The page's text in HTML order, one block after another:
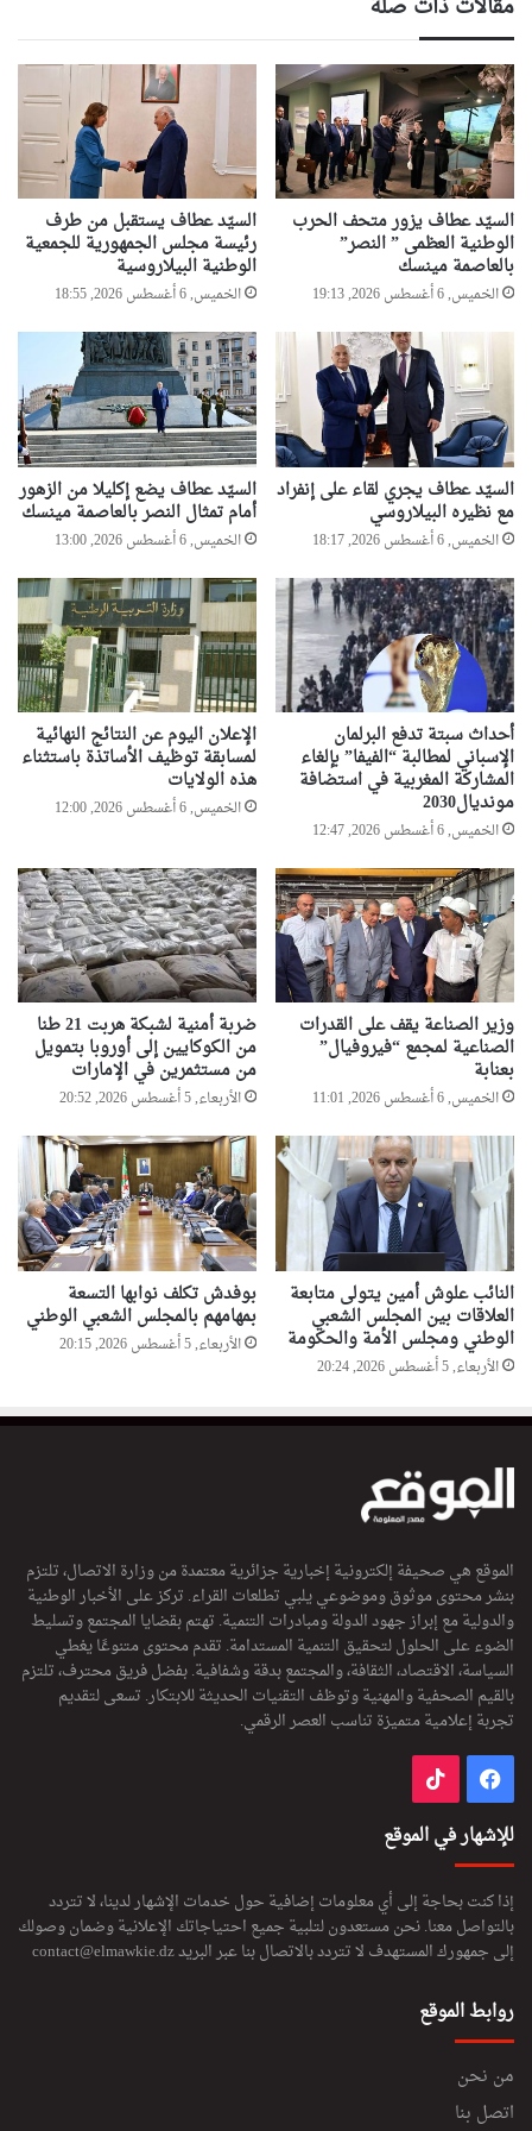
ل
س
ا
ن
ي
ا
ي
د
ة
ل
ع
ن
ا
ص
ر
ا
ل
ن
ب
و
ط
ن
ي
ة
ل
ي
و
م
ف
ي
ت
و
ن
س
السيّد عطاف يزور متحف الحرب
الوطنية العظمى ” النصر”
بالعاصمة مينسك
الخميس, 6 أغسطس 2026, 19:13
السيّد عطاف يستقبل من طرف
رئيسة مجلس الجمهورية للجمعية
الوطنية البيلاروسية
الخميس, 6 أغسطس 2026, 18:55
السيّد عطاف يجري لقاء على إنفراد
مع نظيره البيلاروسي
الخميس, 6 أغسطس 2026, 18:17
السيّد عطاف يضع إكليلا من الزهور
أمام تمثال النصر بالعاصمة مينسك
الخميس, 6 أغسطس 2026, 13:00
أحداث سبتة تدفع البرلمان
الإسباني لمطالبة “الفيفا” بإلغاء
المشاركة المغربية في استضافة
مونديال2030
الخميس, 6 أغسطس 2026, 12:47
الإعلان اليوم عن النتائج النهائية
لمسابقة توظيف الأساتذة باستثناء
هذه الولايات
الخميس, 6 أغسطس 2026, 12:00
وزير الصناعة يقف على القدرات
الصناعية لمجمع “فيروفيال”
بعنابة
الخميس, 6 أغسطس 2026, 11:01
ضربة أمنية لشبكة هربت 21 طنا
من الكوكايين إلى أوروبا بتمويل
من مستثمرين في الإمارات
الأربعاء, 5 أغسطس 2026, 20:52
النائب علوش أمين يتولى متابعة
العلاقات بين المجلس الشعبي
الوطني ومجلس الأمة والحكومة
الأربعاء, 5 أغسطس 2026, 20:24
بوفدش تكلف نوابها التسعة
بمهامهم بالمجلس الشعبي الوطني
الأربعاء, 5 أغسطس 2026, 20:15
الموقع هي صحيفة إلكترونية إخبارية جزائرية معتمدة من وزارة الاتصال، تلتزم
بنشر محتوى موثوق وموضوعي يلبي تطلعات القراء. تركز على الأخبار الوطنية
والدولية مع إبراز جهود الدولة ومبادرات التنمية. تهتم بقضايا المجتمع وتسليط
الضوء على الحلول لتحقيق التنمية المستدامة. تقدم محتوى متنوعًا يغطي
السياسة، الاقتصاد، الثقافة، والمجتمع بدقة وشفافية. بفضل فريق محترف، تلتزم
بالقيم الصحفية والمهنية وتوظف التقنيات الحديثة للابتكار. تسعى لتقديم
تجربة إعلامية متميزة تناسب العصر الرقمي.
فيسبوك
للإشهار في الموقع
إذا كنت بحاجة إلى أي معلومات إضافية حول خدمات الإشهار لدينا، لا تتردد
بالتواصل معنا. نحن مستعدون لتلبية جميع احتياجاتك الإعلانية وضمان وصولك
إلى جمهورك المستهدف لا تتردد بالاتصال بنا عبر البريدcontact@elmawkie.dz
روابط الموقع
من نحن
اتصل بنا